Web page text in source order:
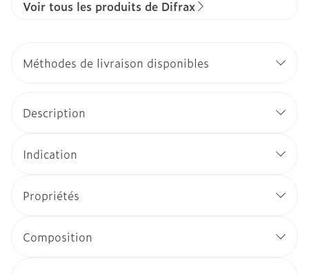
Voir tous les produits de Difrax
Méthodes de livraison disponibles
Description
Indication
Propriétés
Composition